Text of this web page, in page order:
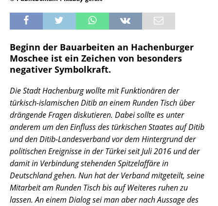
Beginn der Bauarbeiten an Hachenburger
Moschee ist ein Zeichen von besonders
negativer Symbolkraft.
Die Stadt Hachenburg wollte mit Funktionären der
türkisch-islamischen Ditib an einem Runden Tisch über
drängende Fragen diskutieren. Dabei sollte es unter
anderem um den Einfluss des türkischen Staates auf Ditib
und den Ditib-Landesverband vor dem Hintergrund der
politischen Ereignisse in der Türkei seit Juli 2016 und der
damit in Verbindung stehenden Spitzelaffäre in
Deutschland gehen. Nun hat der Verband mitgeteilt, seine
Mitarbeit am Runden Tisch bis auf Weiteres ruhen zu
lassen. An einem Dialog sei man aber nach Aussage des